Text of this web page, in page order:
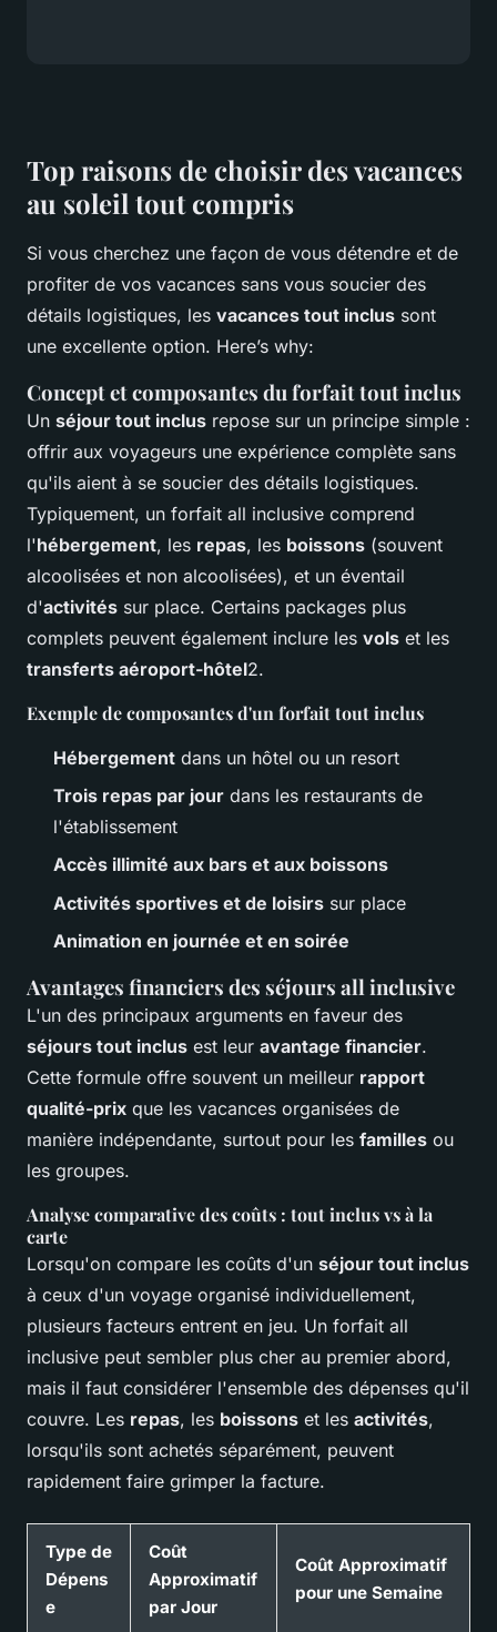
Top raisons de choisir des vacances
au soleil tout compris
Si vous cherchez une façon de vous détendre et de
profiter de vos vacances sans vous soucier des
détails logistiques, les vacances tout inclus sont
une excellente option. Here’s why:
Concept et composantes du forfait tout inclus
Un séjour tout inclus repose sur un principe simple :
offrir aux voyageurs une expérience complète sans
qu'ils aient à se soucier des détails logistiques.
Typiquement, un forfait all inclusive comprend
l'hébergement, les repas, les boissons (souvent
alcoolisées et non alcoolisées), et un éventail
d'activités sur place. Certains packages plus
complets peuvent également inclure les vols et les
transferts aéroport-hôtel2.
Exemple de composantes d'un forfait tout inclus
Hébergement dans un hôtel ou un resort
Trois repas par jour dans les restaurants de
l'établissement
Accès illimité aux bars et aux boissons
Activités sportives et de loisirs sur place
Animation en journée et en soirée
Avantages financiers des séjours all inclusive
L'un des principaux arguments en faveur des
séjours tout inclus est leur avantage financier.
Cette formule offre souvent un meilleur rapport
qualité-prix que les vacances organisées de
manière indépendante, surtout pour les familles ou
les groupes.
Analyse comparative des coûts : tout inclus vs à la
carte
Lorsqu'on compare les coûts d'un séjour tout inclus
à ceux d'un voyage organisé individuellement,
plusieurs facteurs entrent en jeu. Un forfait all
inclusive peut sembler plus cher au premier abord,
mais il faut considérer l'ensemble des dépenses qu'il
couvre. Les repas, les boissons et les activités,
lorsqu'ils sont achetés séparément, peuvent
rapidement faire grimper la facture.
Type de
Dépens
e
Coût
Approximatif
par Jour
Coût Approximatif
pour une Semaine